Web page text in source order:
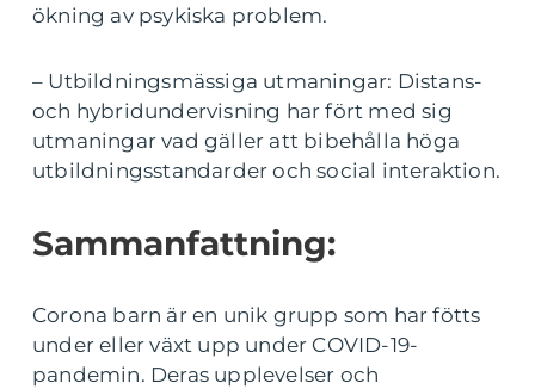
ökning av psykiska problem.
– Utbildningsmässiga utmaningar: Distans-
och hybridundervisning har fört med sig
utmaningar vad gäller att bibehålla höga
utbildningsstandarder och social interaktion.
Sammanfattning:
Corona barn är en unik grupp som har fötts
under eller växt upp under COVID-19-
pandemin. Deras upplevelser och